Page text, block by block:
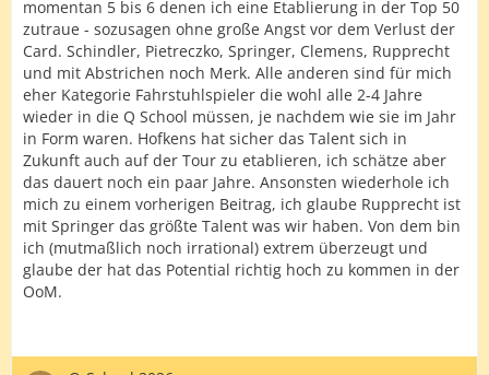
momentan 5 bis 6 denen ich eine Etablierung in der Top 50
zutraue - sozusagen ohne große Angst vor dem Verlust der
Card. Schindler, Pietreczko, Springer, Clemens, Rupprecht
und mit Abstrichen noch Merk. Alle anderen sind für mich
eher Kategorie Fahrstuhlspieler die wohl alle 2-4 Jahre
wieder in die Q School müssen, je nachdem wie sie im Jahr
in Form waren. Hofkens hat sicher das Talent sich in
Zukunft auch auf der Tour zu etablieren, ich schätze aber
das dauert noch ein paar Jahre. Ansonsten wiederhole ich
mich zu einem vorherigen Beitrag, ich glaube Rupprecht ist
mit Springer das größte Talent was wir haben. Von dem bin
ich (mutmaßlich noch irrational) extrem überzeugt und
glaube der hat das Potential richtig hoch zu kommen in der
OoM.